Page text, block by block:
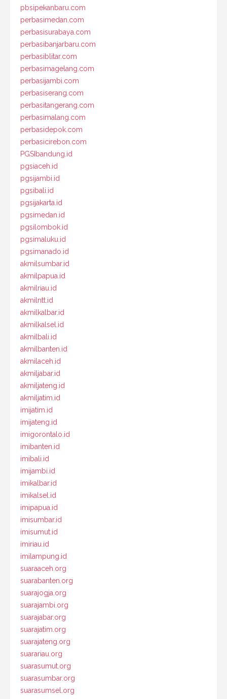
pbsipekanbaru.com
perbasimedan.com
perbasisurabaya.com
perbasibanjarbaru.com
perbasiblitar.com
perbasimagelang.com
perbasijambi.com
perbasiserang.com
perbasitangerang.com
perbasimalang.com
perbasidepok.com
perbasicirebon.com
PGSIbandung.id
pgsiaceh.id
pgsijambi.id
pgsibali.id
pgsijakarta.id
pgsimedan.id
pgsilombok.id
pgsimaluku.id
pgsimanado.id
akmilsumbar.id
akmilpapua.id
akmilriau.id
akmilntt.id
akmilkalbar.id
akmilkalsel.id
akmilbali.id
akmilbanten.id
akmilaceh.id
akmiljabar.id
akmiljateng.id
akmiljatim.id
imijatim.id
imijateng.id
imigorontalo.id
imibanten.id
imibali.id
imijambi.id
imikalbar.id
imikalsel.id
imipapua.id
imisumbar.id
imisumut.id
imiriau.id
imilampung.id
suaraaceh.org
suarabanten.org
suarajogja.org
suarajambi.org
suarajabar.org
suarajatim.org
suarajateng.org
suarariau.org
suarasumut.org
suarasumbar.org
suarasumsel.org